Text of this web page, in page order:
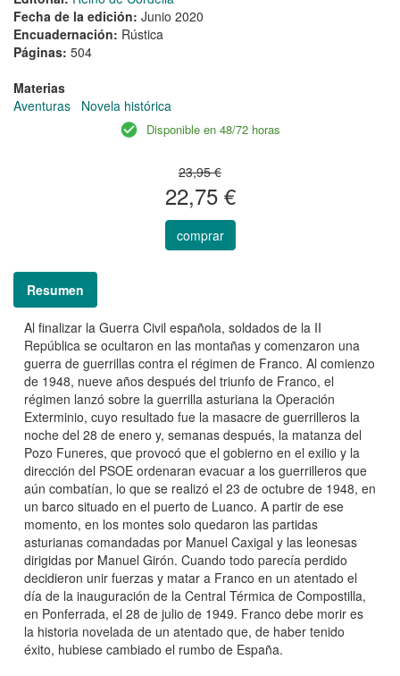
Fecha de la edición: Junio 2020
Encuadernación: Rústica
Páginas: 504
Materias
Aventuras
Novela histórica
Disponible en 48/72 horas
23,95 €
22,75 €
comprar
Resumen
Al finalizar la Guerra Civil española, soldados de la II
República se ocultaron en las montañas y comenzaron una
guerra de guerrillas contra el régimen de Franco. Al comienzo
de 1948, nueve años después del triunfo de Franco, el
régimen lanzó sobre la guerrilla asturiana la Operación
Exterminio, cuyo resultado fue la masacre de guerrilleros la
noche del 28 de enero y, semanas después, la matanza del
Pozo Funeres, que provocó que el gobierno en el exilio y la
dirección del PSOE ordenaran evacuar a los guerrilleros que
aún combatían, lo que se realizó el 23 de octubre de 1948, en
un barco situado en el puerto de Luanco. A partir de ese
momento, en los montes solo quedaron las partidas
asturianas comandadas por Manuel Caxigal y las leonesas
dirigidas por Manuel Girón. Cuando todo parecía perdido
decidieron unir fuerzas y matar a Franco en un atentado el
día de la inauguración de la Central Térmica de Compostilla,
en Ponferrada, el 28 de julio de 1949. Franco debe morir es
la historia novelada de un atentado que, de haber tenido
éxito, hubiese cambiado el rumbo de España.